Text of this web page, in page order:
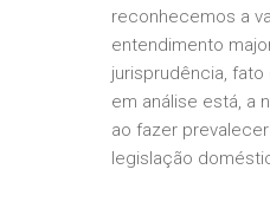
reconhecemos a
entendimento
jurisprudência,
em análise está, a
ao fazer
legislação